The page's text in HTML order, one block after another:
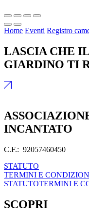
Home Eventi Registro
LASCIA CHE IL
GIARDINO TI
INCANTATO
C.F.: 92057460450
STATUTO
TERMINI E
STATUTOTERMINI E
SCOPRI